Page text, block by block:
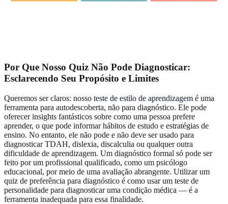
Por Que Nosso Quiz Não Pode Diagnosticar:
Esclarecendo Seu Propósito e Limites
Queremos ser claros: nosso teste de estilo de aprendizagem é uma
ferramenta para autodescoberta, não para diagnóstico. Ele pode
oferecer insights fantásticos sobre como uma pessoa prefere
aprender, o que pode informar hábitos de estudo e estratégias de
ensino. No entanto, ele não pode e não deve ser usado para
diagnosticar TDAH, dislexia, discalculia ou qualquer outra
dificuldade de aprendizagem. Um diagnóstico formal só pode ser
feito por um profissional qualificado, como um psicólogo
educacional, por meio de uma avaliação abrangente. Utilizar um
quiz de preferência para diagnóstico é como usar um teste de
personalidade para diagnosticar uma condição médica — é a
ferramenta inadequada para essa finalidade.